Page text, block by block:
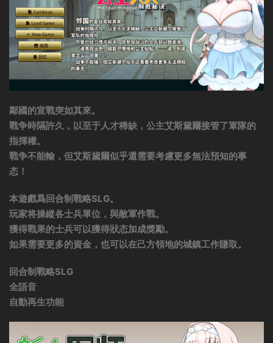
鄰國的宣戰突如其來。
戰争時隔許久，以至于人才稀缺，公主艾斯黛爾接管了軍隊的
指揮權。
戰争不能輸，但艾斯黛爾似乎還需要考慮更多無法預知的事
态！
本遊戲爲回合制戰略SLG。
玩家将操縱各士兵單位，與敵軍作戰。
獲得戰果的士兵可以獲得狀态加成獎勵。
如果需要更多的資金，也可以在己方領地的城鎮工作賺取。
回合制戰略SLG
全語音
自動再生功能